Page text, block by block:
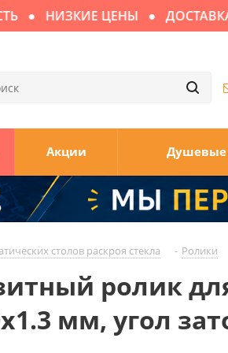
НИЗКИЕ ЦЕНЫ ДОСТАВКА
Акции Душевые
столов раскроя стекла - Ролики
ролик
мм, угол